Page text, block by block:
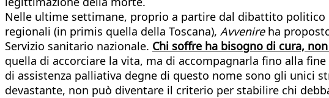
Nelle ultime settimane, proprio a partire dal dibattito politico
regionali (in primis quella della Toscana), Avvenireha
Servizio sanitario nazionale. Chi soffre ha bisogno di cura,
quella di accorciare la vita, ma di accompagnarla fino alla
di assistenza palliativa degne di questo nome sono gli unici
devastante, non può diventare il criterio per stabilire chi